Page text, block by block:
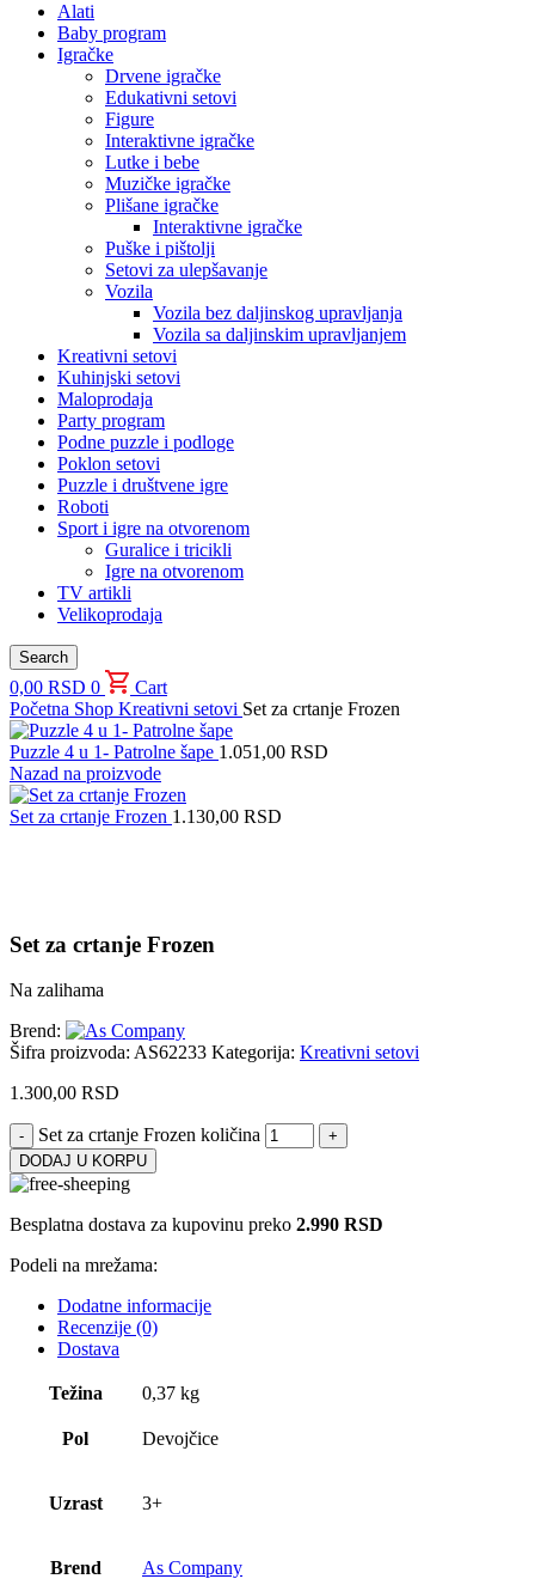
Alati
Baby program
Igračke
Drvene igračke
Edukativni setovi
Figure
Interaktivne igračke
Lutke i bebe
Muzičke igračke
Plišane igračke
Interaktivne igračke
Puške i pištolji
Setovi za ulepšavanje
Vozila
Vozila bez daljinskog upravljanja
Vozila sa daljinskim upravljanjem
Kreativni setovi
Kuhinjski setovi
Maloprodaja
Party program
Podne puzzle i podloge
Poklon setovi
Puzzle i društvene igre
Roboti
Sport i igre na otvorenom
Guralice i tricikli
Igre na otvorenom
TV artikli
Velikoprodaja
Search
0,00 RSD 0
Cart
Početna Shop Kreativni setovi Set za crtanje Frozen
Puzzle 4 u 1- Patrolne šape 1.051,00 RSD
Nazad na proizvode
Set za crtanje Frozen 1.130,00 RSD
Set za crtanje Frozen
Na zalihama
Brend:
Šifra proizvoda: AS62233 Kategorija: Kreativni setovi
1.300,00 RSD
Set za crtanje Frozen količina
DODAJ U KORPU
Besplatna dostava za kupovinu preko 2.990 RSD
Podeli na mrežama:
Dodatne informacije
Recenzije (0)
Dostava
Težina 0,37 kg
Pol Devojčice
Uzrast 3+
Brend As Company